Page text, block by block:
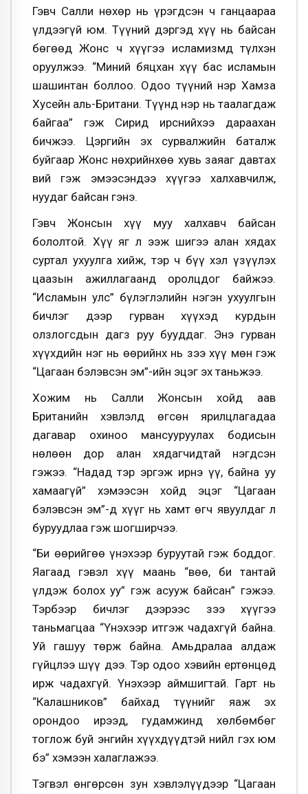
Гэвч Салли нөхөр нь үрэгдсэн ч ганцаараа
үлдээгүй юм. Түүний дэргэд хүү нь байсан
бөгөөд Жонс ч хүүгээ исламизмд түлхэн
оруулжээ. “Миний бяцхан хүү бас исламын
шашинтан боллоо. Одоо түүний нэр Хамза
Хусейн аль-Британи. Түүнд нэр нь таалагдаж
байгаа” гэж Сирид ирснийхээ дараахан
бичжээ. Цэргийн эх сурвалжийн баталж
буйгаар Жонс нөхрийнхөө хувь заяаг давтах
вий гэж эмээсэндээ хүүгээ халхавчилж,
нуудаг байсан гэнэ.
Гэвч Жонсын хүү муу халхавч байсан
бололтой. Хүү яг л ээж шигээ алан хядах
суртал ухуулга хийж, тэр ч бүү хэл үзүүлэх
цаазын ажиллагаанд оролцдог байжээ.
“Исламын улс” бүлэглэлийн нэгэн ухуулгын
бичлэг дээр гурван хүүхэд курдын
олзлогсдын дагз руу бууддаг. Энэ гурван
хүүхдийн нэг нь өөрийнх нь зээ хүү мөн гэж
“Цагаан бэлэвсэн эм”-ийн эцэг эх таньжээ.
Хожим нь Салли Жонсын хойд аав
Британийн хэвлэлд өгсөн ярилцлагадаа
дагавар охиноо мансууруулах бодисын
нөлөөн дор алан хядагчидтай нэгдсэн
гэжээ. “Надад тэр эргэж ирнэ үү, байна уу
хамаагүй” хэмээсэн хойд эцэг “Цагаан
бэлэвсэн эм”-д хүүг нь хамт өгч явуулдаг л
буруудлаа гэж шогширчээ.
“Би өөрийгөө үнэхээр буруутай гэж боддог.
Яагаад гэвэл хүү маань “Өвөө, би тантай
үлдэж болох уу” гэж асууж байсан” гэжээ.
Тэрбээр бичлэг дээрээс зээ хүүгээ
таньмагцаа “Үнэхээр итгэж чадахгүй байна.
Уй гашуу төрж байна. Амьдралаа алдаж
гүйцлээ шүү дээ. Тэр одоо хэвийн ертөнцөд
ирж чадахгүй. Үнэхээр аймшигтай. Гарт нь
“Калашников” байхад түүнийг яаж эх
орондоо ирээд, гудамжинд хөлбөмбөг
тоглож буй энгийн хүүхдүүдтэй нийл гэх юм
бэ” хэмээн халаглажээ.
Тэгвэл өнгөрсөн зун хэвлэлүүдээр “Цагаан